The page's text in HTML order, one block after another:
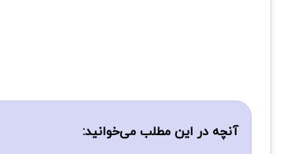
آنچه در این مطلب می‌خوانید: